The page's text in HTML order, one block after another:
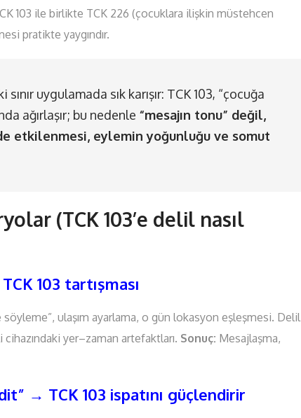
103 ile birlikte TCK 226 (çocuklara ilişkin müstehcen
pratikte yaygındır.
uygulamada sık karışır: TCK 103, “çocuğa
ağırlaşır; bu nedenle “mesajın tonu” değil,
etkilenmesi, eylemin yoğunluğu ve somut
(TCK 103’e delil nasıl
103 tartışması
ulaşım ayarlama, o gün lokasyon eşleşmesi. Delil
yer–zaman artefaktları. Sonuç: Mesajlaşma,
→ TCK 103 ispatını güçlendirir